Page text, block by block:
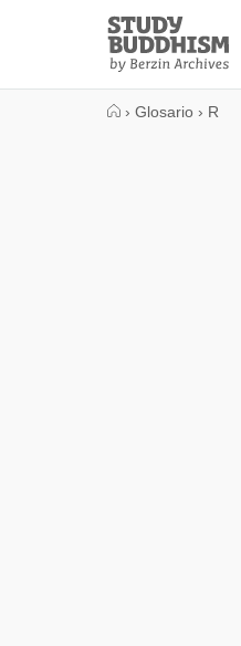
Study
Buddhism
Home
› Glosario › R